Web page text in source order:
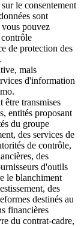
le consentement
sont
vous pouvez
de protection des
mais
d'information
être transmises
entités proposant
du groupe
des services de
de contrôle,
des
d'outils
le blanchiment
des
destinés au
financières
du contrat-cadre,